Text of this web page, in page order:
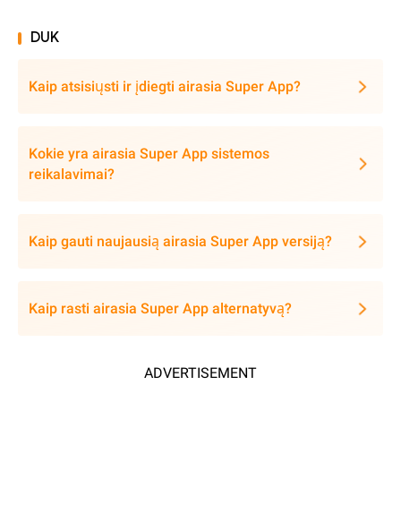
DUK
Kaip atsisiųsti ir įdiegti airasia Super App?
Kokie yra airasia Super App sistemos
reikalavimai?
Kaip gauti naujausią airasia Super App versiją?
Kaip rasti airasia Super App alternatyvą?
ADVERTISEMENT